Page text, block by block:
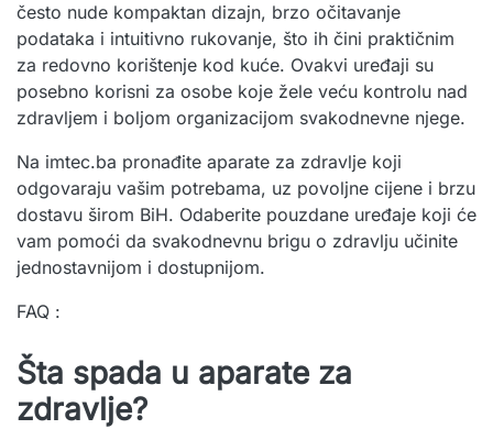
često nude kompaktan dizajn, brzo očitavanje
podataka i intuitivno rukovanje, što ih čini praktičnim
za redovno korištenje kod kuće. Ovakvi uređaji su
posebno korisni za osobe koje žele veću kontrolu nad
zdravljem i boljom organizacijom svakodnevne njege.
Na imtec.ba pronađite aparate za zdravlje koji
odgovaraju vašim potrebama, uz povoljne cijene i brzu
dostavu širom BiH. Odaberite pouzdane uređaje koji će
vam pomoći da svakodnevnu brigu o zdravlju učinite
jednostavnijom i dostupnijom.
FAQ :
Šta spada u aparate za
zdravlje?